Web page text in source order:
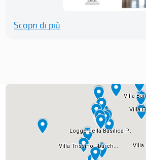
Scopri di più